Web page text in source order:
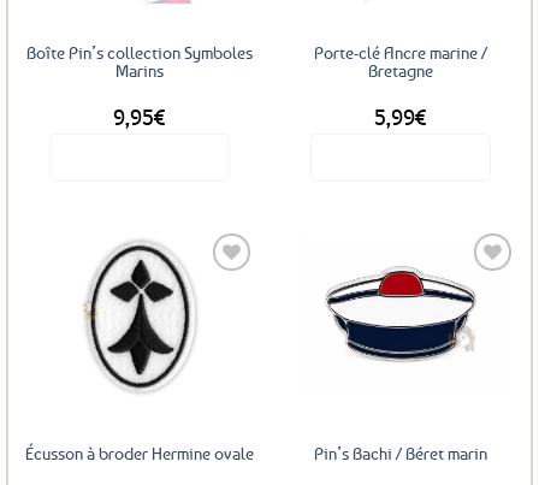
Boîte Pin’s collection Symboles
Marins
9,95€
Porte-clé Ancre marine /
Bretagne
5,99€
Écusson à broder Hermine ovale
Ajouter
aux
Pin’s Bachi / Béret marin